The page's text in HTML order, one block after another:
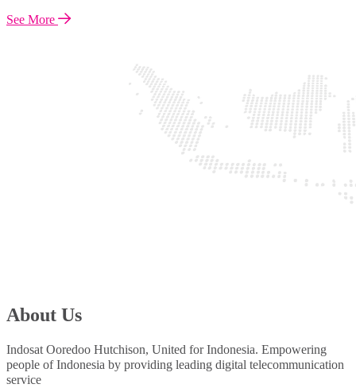
See More
About Us
Indosat Ooredoo Hutchison, United for Indonesia. Empowering
people of Indonesia by providing leading digital telecommunication
service